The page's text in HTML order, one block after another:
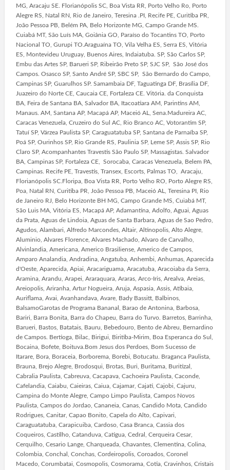
MG, Aracaju SE. Florianópolis SC, Boa Vista RR, Porto Velho Ro, Porto
Alegre RS, Natal RN, Rio de Janeiro, Teresina .PI, Recife PE, Curitiba PR,
João Pessoa PB, Belém PA, Belo Horizonte MG, Campo Grande MS.
Cuiabá MT, São Luís MA, Goiânia GO, Paraíso do Tocantins TO, Porto
Nacional TO, Gurupi TO.Araguaína TO, Vila Velha ES, Serra ES, Vitória
ES, Montevideu Uruguay, Buenos Aires, Indaiatuba. SP, São Carlos SP,
Embu das Artes SP, Barueri SP, Ribeirão Preto SP, SJC SP, São José dos
Campos. Osasco SP, Santo André SP, SBC SP, São Bernardo do Campo,
Campinas SP, Guarulhos SP. Samambaia DF, Taguatinga DF, Brasília DF,
Juazeiro do Norte CE, Caucaia CE, Fortaleza CE. Vitória. da Conquista
BA, Feira de Santana BA, Salvador BA, Itacoatiara AM, Parintins AM,
Manaus. AM, Santana AP, Macapá AP, Maceió AL, Sena.Madureira AC,
Caracas Venezuela, Cruzeiro do Sul AC, Rio Branco AC, Votorantim SP,
Tatuí SP, Várzea Paulista SP, Caraguatatuba SP, Santana de Parnaíba SP,
Poá SP, Ourinhos SP, Rio Grande RS, Paulinia SP, Leme SP, Assis SP, Rio
Claro SP, Acompanhantes Travestis São Paulo SP, Massagistas. Salvador
BA, Campinas SP, Fortaleza CE, Sorocaba, Caracas Venezuela, Belem PA,
Campinas. Recife PE, Travestis, Transex, Escorts, Palmas TO, Aracaju,
Florianópolis SC.Floripa, Boa Vista RR, Porto Velho RO, Porto Alegre RS,
Poa, Natal RN, Curitiba PR, João Pessoa PB, Maceió AL, Teresina PI, Rio
de Janeiro RJ, Belo Horizonte BH MG, Campo Grande MS, Cuiabá MT,
São Luis MA, Vitória ES, Macapá AP, Adamantina, Adolfo, Aguai, Aguas
da Prata, Aguas de Lindoia, Aguas de Santa Barbara, Aguas de Sao Pedro,
Agudos, Alambari, Alfredo Marcondes, Altair, Altinopolis, Alto Alegre,
Aluminio, Alvares Florence, Alvares Machado, Alvaro de Carvalho,
Alvinlandia, Americana, Americo Brasiliense, Americo de Campos,
Amparo Analandia, Andradina, Angatuba, Anhembi, Anhumas, Aparecida
d'Oeste, Aparecida, Apiai, Aracariguama, Aracatuba, Aracoiaba da Serra,
Aramina, Arandu, Arapei, Araraquara, Araras, Arco-Iris, Arealva, Areias,
Areiopolis, Ariranha, Artur Nogueira, Aruja, Aspasia, Assis, Atibaia,
Auriflama, Avai, Avanhandava, Avare, Bady Bassitt, Balbinos,
BalsamoGarotas de Programa Bananal, Barao de Antonina, Barbosa,
Bariri, Barra Bonita, Barra do Chapeu, Barra do Turvo. Barretos, Barrinha,
Barueri, Bastos, Batatais, Bauru, Bebedouro, Bento de Abreu, Bernardino
de Campos. Bertioga, Bilac, Birigui, Biritiba-Mirim, Boa Esperanca do Sul,
Bocaina, Bofete, Boituva.Bom Jesus dos Perdoes, Bom Sucesso de
Itarare, Bora, Boraceia, Borborema, Borebi, Botucatu. Braganca Paulista,
Brauna, Brejo Alegre, Brodosqui, Brotas, Buri, Buritama, Buritizal,
Cabralia Paulista, Cabreuva, Cacapava, Cachoeira Paulista, Caconde,
Cafelandia, Caiabu, Caieiras, Caiua, Cajamar, Cajati, Cajobi, Cajuru,
Campina do Monte Alegre, Campo Limpo Paulista, Campos Novos
Paulista, Campos do Jordao, Cananeia, Canas, Candido Mota, Candido
Rodrigues, Canitar, Capao Bonito, Capela do Alto, Capivari,
Caraguatatuba, Carapicuiba, Cardoso, Casa Branca, Cassia dos
Coqueiros, Castilho, Catanduva, Catigua, Cedral, Cerqueira Cesar,
Cerquilho, Cesario Lange, Charqueada, Chavantes, Clementina, Colina,
Colombia, Conchal, Conchas, Cordeiropolis, Coroados, Coronel
Macedo, Corumbatai, Cosmopolis, Cosmorama, Cotia, Cravinhos, Cristais